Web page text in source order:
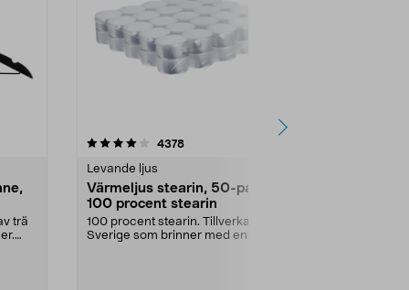
trä
4378recensioner
Levande ljus
Värmeljus stearin, 50-pack,
100 procent stearin
100 procent stearin. Tillverkade i
Sverige som brinner med en
4.5av 5 stjärnor